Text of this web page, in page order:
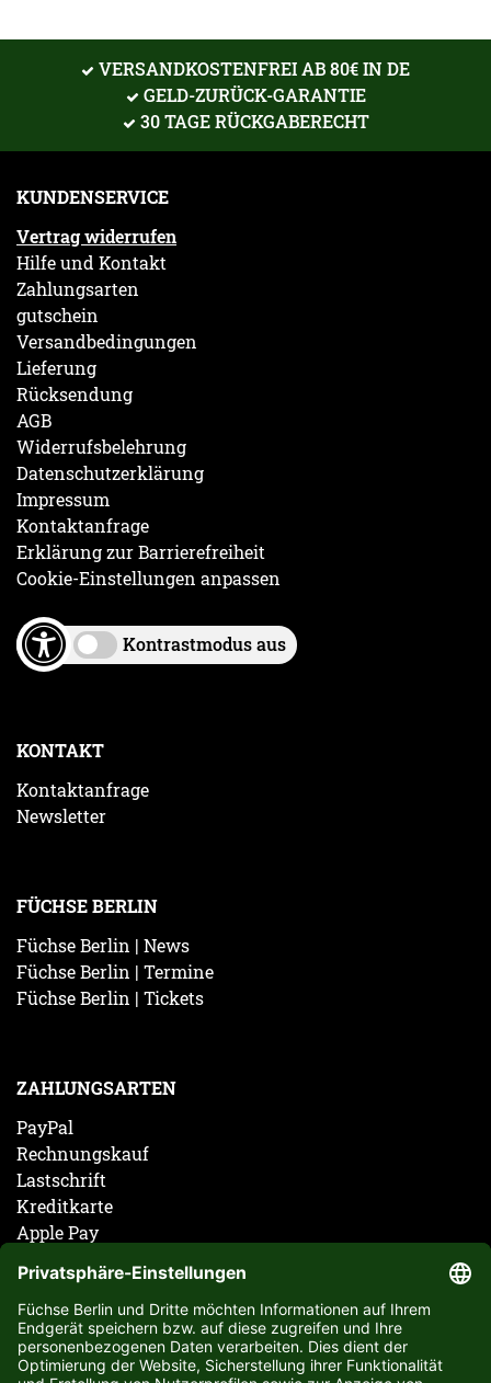
VERSANDKOSTENFREI AB 80€ IN DE
GELD-ZURÜCK-GARANTIE
30 TAGE RÜCKGABERECHT
KUNDENSERVICE
Vertrag widerrufen
Hilfe und Kontakt
Zahlungsarten
gutschein
Versandbedingungen
Lieferung
Rücksendung
AGB
Widerrufsbelehrung
Datenschutzerklärung
Impressum
Kontaktanfrage
Erklärung zur Barrierefreiheit
Cookie-Einstellungen anpassen
Kontrastmodus aus
KONTAKT
Kontaktanfrage
Newsletter
FÜCHSE BERLIN
Füchse Berlin | News
Füchse Berlin | Termine
Füchse Berlin | Tickets
ZAHLUNGSARTEN
PayPal
Rechnungskauf
Lastschrift
Kreditkarte
Apple Pay
ABONNIERE JETZT DEN KOSTENLOSEN FÜCHSE
BERLIN NEWSLETTER UND VERPASSE KEINE